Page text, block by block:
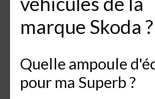
marque Skoda ?
Quelle ampoule
pour ma Superb ?